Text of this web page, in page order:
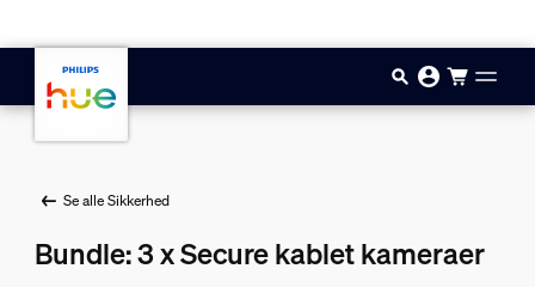
Se alle Sikkerhed
Bundle: 3 x Secure kablet kameraer